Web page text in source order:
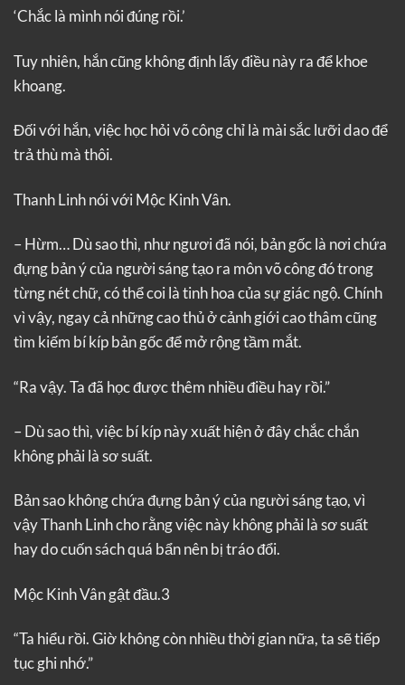
‘Chắc là mình nói đúng rồi.’
Tuy nhiên, hắn cũng không định lấy điều này ra để khoe
khoang.
Đối với hắn, việc học hỏi võ công chỉ là mài sắc lưỡi dao để
trả thù mà thôi.
Thanh Linh nói với Mộc Kinh Vân.
– Hừm… Dù sao thì, như ngươi đã nói, bản gốc là nơi chứa
đựng bản ý của người sáng tạo ra môn võ công đó trong
từng nét chữ, có thể coi là tinh hoa của sự giác ngộ. Chính
vì vậy, ngay cả những cao thủ ở cảnh giới cao thâm cũng
tìm kiếm bí kíp bản gốc để mở rộng tầm mắt.
“Ra vậy. Ta đã học được thêm nhiều điều hay rồi.”
– Dù sao thì, việc bí kíp này xuất hiện ở đây chắc chắn
không phải là sơ suất.
Bản sao không chứa đựng bản ý của người sáng tạo, vì
vậy Thanh Linh cho rằng việc này không phải là sơ suất
hay do cuốn sách quá bẩn nên bị tráo đổi.
Mộc Kinh Vân gật đầu.3
“Ta hiểu rồi. Giờ không còn nhiều thời gian nữa, ta sẽ tiếp
tục ghi nhớ.”